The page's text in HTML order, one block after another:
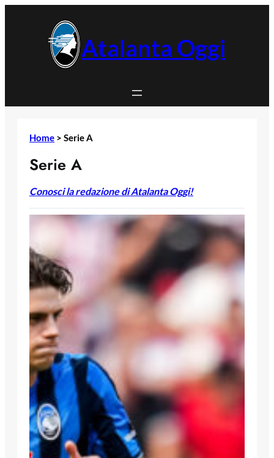
Atalanta Oggi
Home > Serie A
Serie A
Conosci la redazione di Atalanta Oggi!